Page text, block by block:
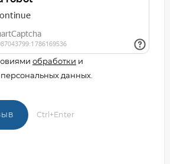
обработки и
персональных данных.
Ctrl+Enter